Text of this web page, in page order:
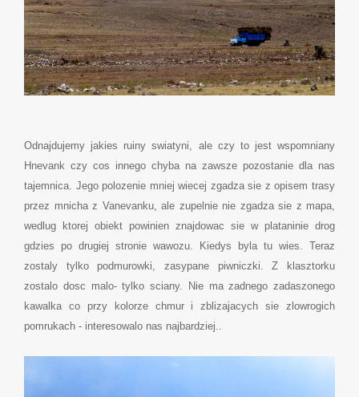
Odnajdujemy jakies ruiny swiatyni, ale czy to jest wspomniany
Hnevank czy cos innego chyba na zawsze pozostanie dla nas
tajemnica. Jego polozenie mniej wiecej zgadza sie z opisem trasy
przez mnicha z Vanevanku, ale zupelnie nie zgadza sie z mapa,
wedlug ktorej obiekt powinien znajdowac sie w plataninie drog
gdzies po drugiej stronie wawozu. Kiedys byla tu wies. Teraz
zostaly tylko podmurowki, zasypane piwniczki. Z klasztorku
zostalo dosc malo- tylko sciany. Nie ma zadnego zadaszonego
kawalka co przy kolorze chmur i zblizajacych sie zlowrogich
pomrukach - interesowalo nas najbardziej..